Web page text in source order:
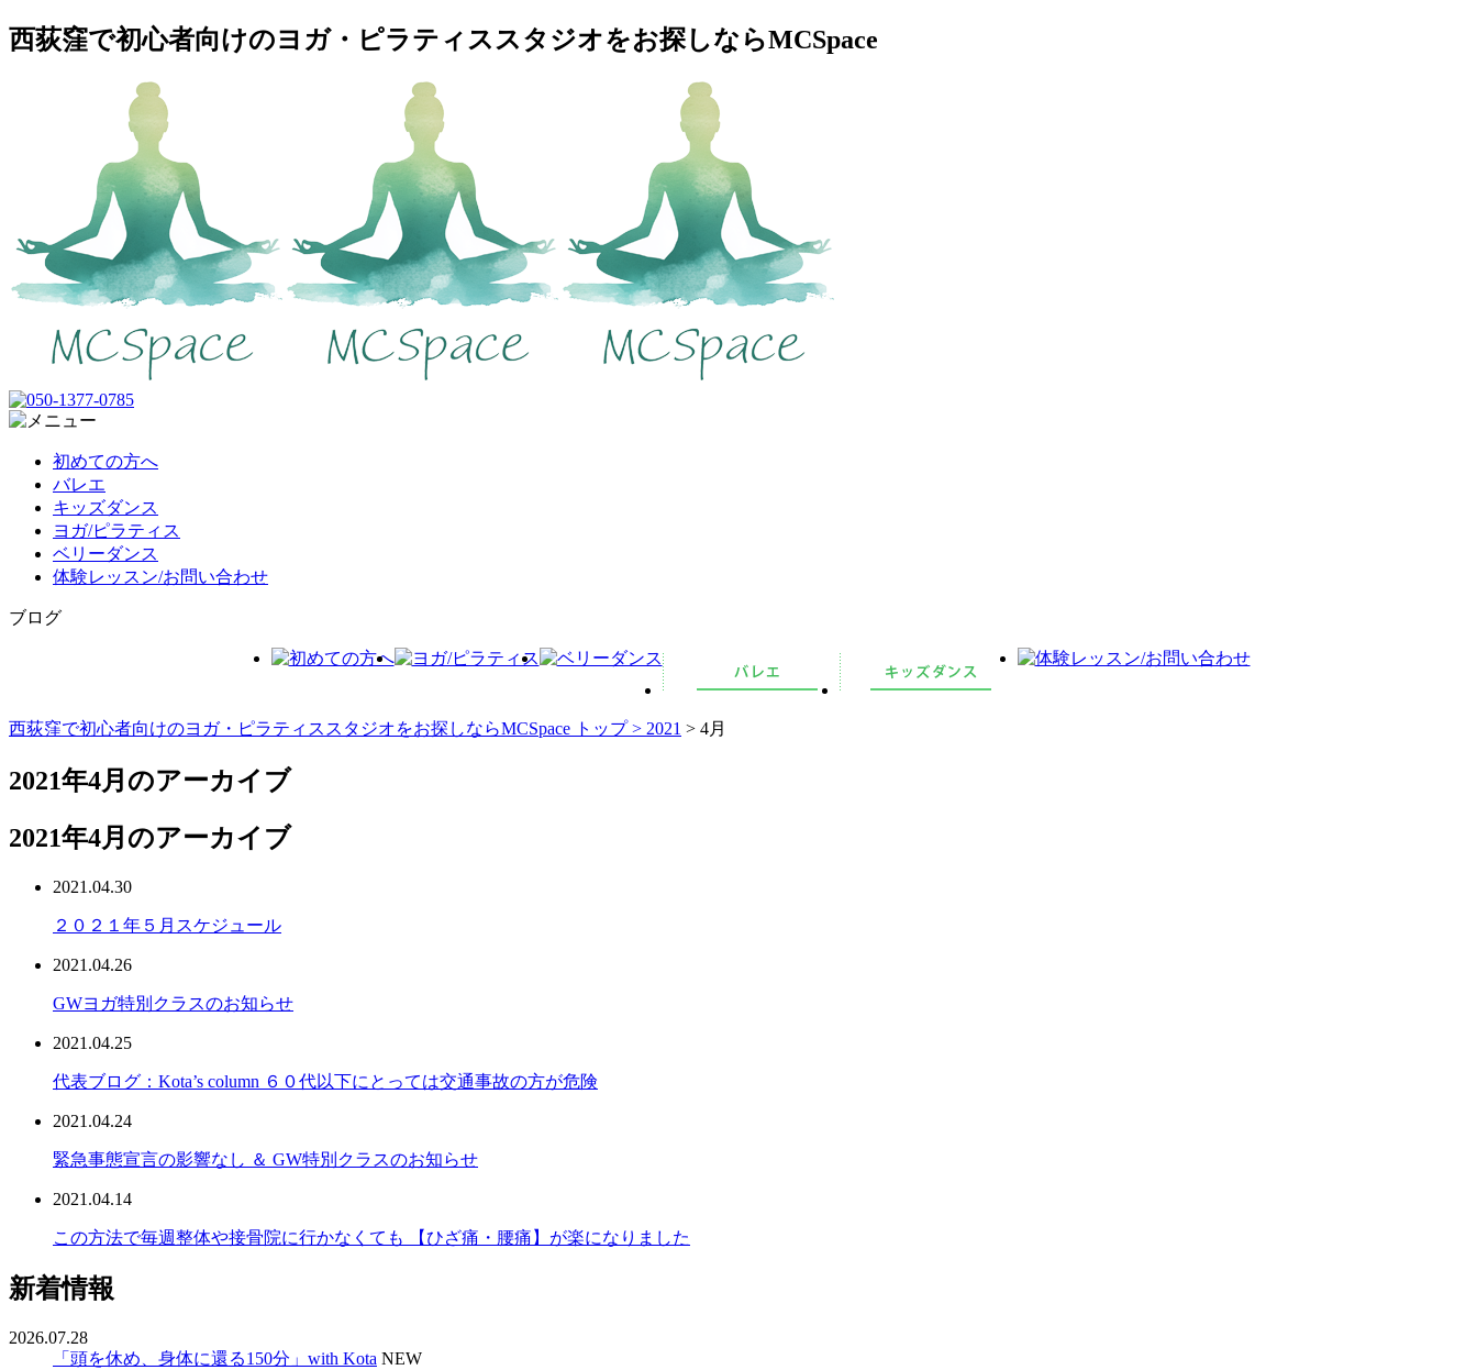
西荻窪で初心者向けのヨガ・ピラティススタジオをお探しならMCSpace
初めての方へ
バレエ
キッズダンス
ヨガ/ピラティス
ベリーダンス
体験レッスン/お問い合わせ
ブログ
西荻窪で初心者向けのヨガ・ピラティススタジオをお探しならMCSpace トップ > 2021 > 4月
2021年4月のアーカイブ
2021年4月のアーカイブ
2021.04.30
２０２１年５月スケジュール
2021.04.26
GWヨガ特別クラスのお知らせ
2021.04.25
代表ブログ：Kota’s column ６０代以下にとっては交通事故の方が危険
2021.04.24
緊急事態宣言の影響なし ＆ GW特別クラスのお知らせ
2021.04.14
この方法で毎週整体や接骨院に行かなくても 【ひざ痛・腰痛】が楽になりました
新着情報
2026.07.28
「頭を休め、身体に還る150分」with Kota NEW